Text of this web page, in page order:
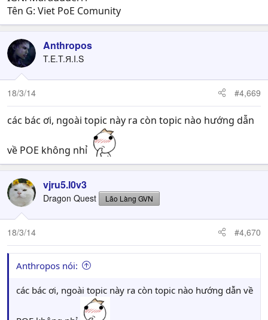
Tên G: Viet PoE Comunity
Anthropos
T.E.T.Я.I.S
18/3/14 #4,669
các bác ơi, ngoài topic này ra còn topic nào hướng dẫn
về POE không nhỉ
vjru5.l0v3
Dragon Quest Lão Làng GVN
18/3/14 #4,670
Anthropos nói:
các bác ơi, ngoài topic này ra còn topic nào hướng dẫn về